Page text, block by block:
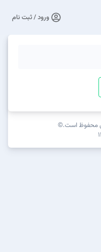
ورود / ثبت نام
محفوظ است.©